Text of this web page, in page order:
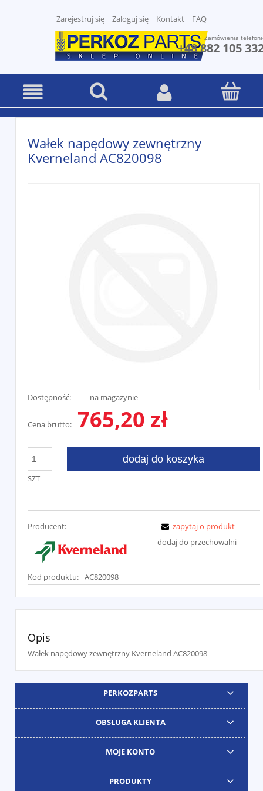
Zarejestruj się Zaloguj się Kontakt FAQ
Zamówienia
+48 882 105
Wałek napędowy zewnętrzny
Kverneland AC820098
Dostępność: na magazynie
Cena brutto: 765,20 zł
SZT
dodaj do koszyka
Producent:
Kod produktu: AC820098
zapytaj o produkt
dodaj do przechowalni
Opis
Wałek napędowy zewnętrzny Kverneland AC820098
PERKOZPARTS
OBSŁUGA KLIENTA
MOJE KONTO
PRODUKTY